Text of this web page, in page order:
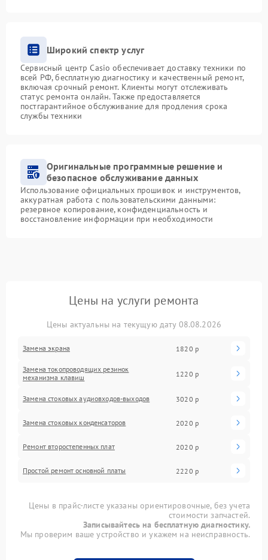
Широкий спектр услуг
Сервисный центр Casio обеспечивает доставку техники по
всей РФ, бесплатную диагностику и качественный ремонт,
включая срочный ремонт. Клиенты могут отслеживать
статус ремонта онлайн. Также предоставляется
постгарантийное обслуживание для продления срока
службы техники
Оригинальные программные решение и
безопасное обслуживание данных
Использование официальных прошивок и инструментов,
аккуратная работа с пользовательскими данными:
резервное копирование, конфиденциальность и
восстановление информации при необходимости
Цены на услуги ремонта
Цены актуальны на текущую дату 08.08.2026
Замена экрана 1820 р
Замена токопроводящих резинок
механизма клавиш
1220 р
Замена стоковых аудиовходов-выходов 3020 р
Замена стоковых конденсаторов 2020 р
Ремонт второстепенных плат 2020 р
Простой ремонт основной платы 2220 р
Цены в прайс-листе указаны ориентировочные, без учета
стоимости запчастей.
Записывайтесь на бесплатную диагностику.
Мы проверим ваше устройство и укажем на неисправность.